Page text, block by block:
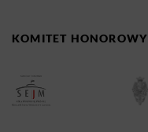
KOMITET HONOROWY